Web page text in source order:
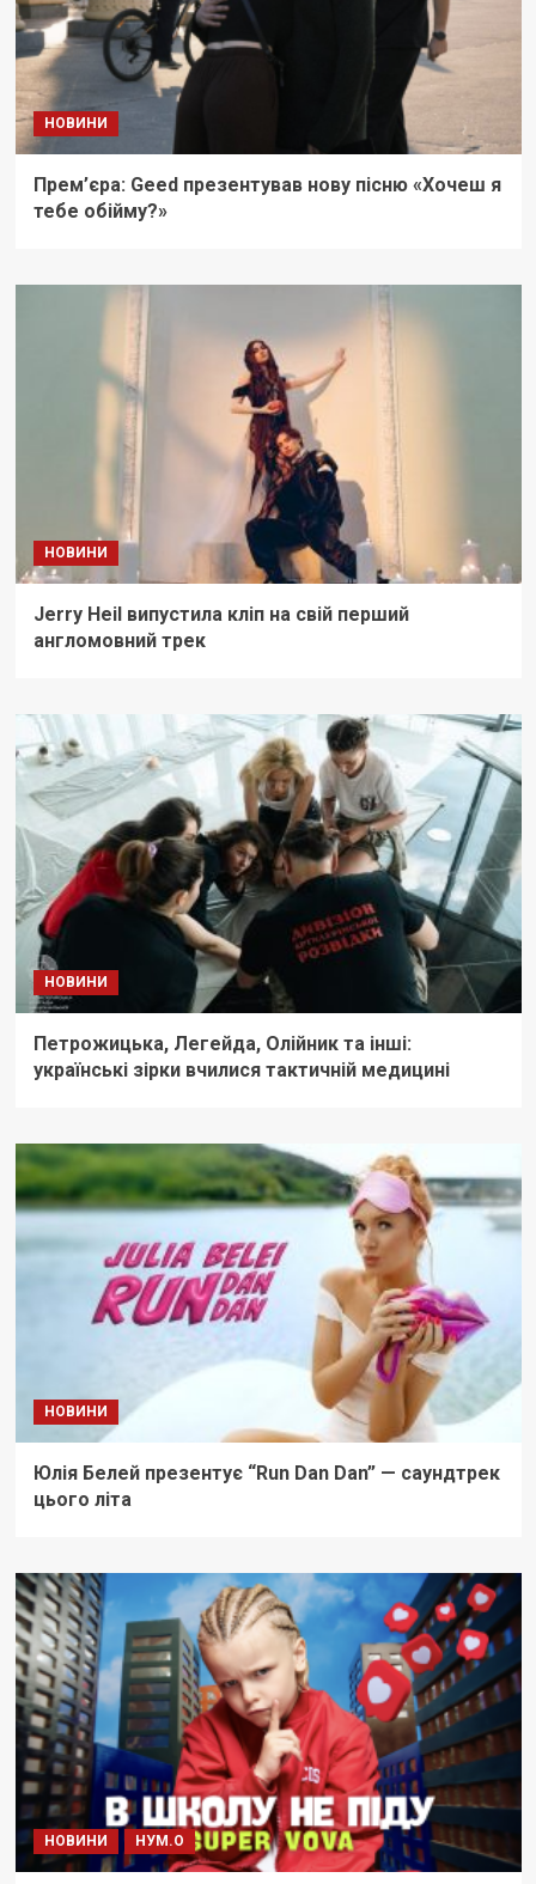
НОВИНИ
Прем’єра: Geed презентував нову пісню «Хочеш я
тебе обійму?»
НОВИНИ
Jerry Heil випустила кліп на свій перший
англомовний трек
НОВИНИ
Петрожицька, Легейда, Олійник та інші:
українські зірки вчилися тактичній медицині
НОВИНИ
Юлія Белей презентує “Run Dan Dan” — саундтрек
цього літа
НОВИНИ НУМ.О